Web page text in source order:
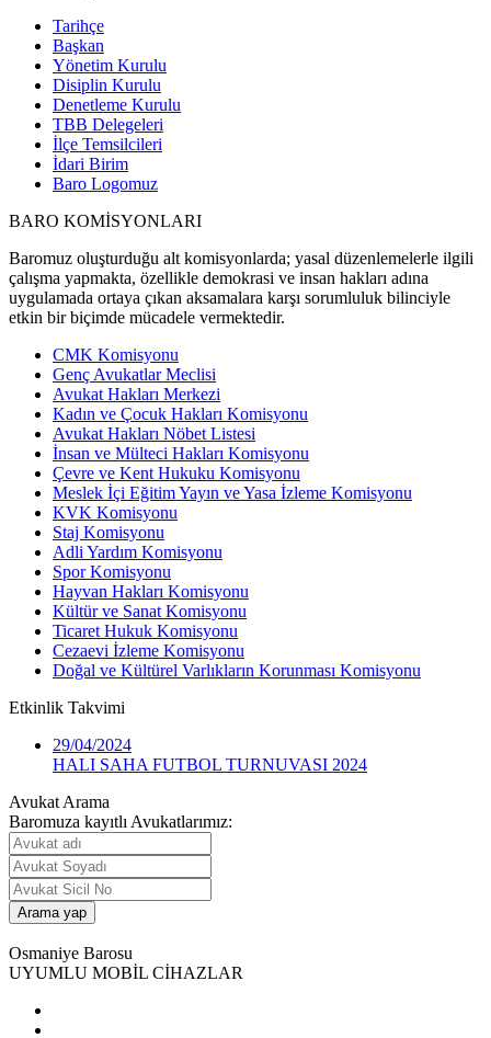
Tarihçe
Başkan
Yönetim Kurulu
Disiplin Kurulu
Denetleme Kurulu
TBB Delegeleri
İlçe Temsilcileri
İdari Birim
Baro Logomuz
BARO KOMİSYONLARI
Baromuz oluşturduğu alt komisyonlarda; yasal düzenlemelerle ilgili
çalışma yapmakta, özellikle demokrasi ve insan hakları adına
uygulamada ortaya çıkan aksamalara karşı sorumluluk bilinciyle
etkin bir biçimde mücadele vermektedir.
CMK Komisyonu
Genç Avukatlar Meclisi
Avukat Hakları Merkezi
Kadın ve Çocuk Hakları Komisyonu
Avukat Hakları Nöbet Listesi
İnsan ve Mülteci Hakları Komisyonu
Çevre ve Kent Hukuku Komisyonu
Meslek İçi Eğitim Yayın ve Yasa İzleme Komisyonu
KVK Komisyonu
Staj Komisyonu
Adli Yardım Komisyonu
Spor Komisyonu
Hayvan Hakları Komisyonu
Kültür ve Sanat Komisyonu
Ticaret Hukuk Komisyonu
Cezaevi İzleme Komisyonu
Doğal ve Kültürel Varlıkların Korunması Komisyonu
Etkinlik Takvimi
29/04/2024
HALI SAHA FUTBOL TURNUVASI 2024
Avukat Arama
Baromuza kayıtlı Avukatlarımız:
Osmaniye Barosu
UYUMLU MOBİL CİHAZLAR